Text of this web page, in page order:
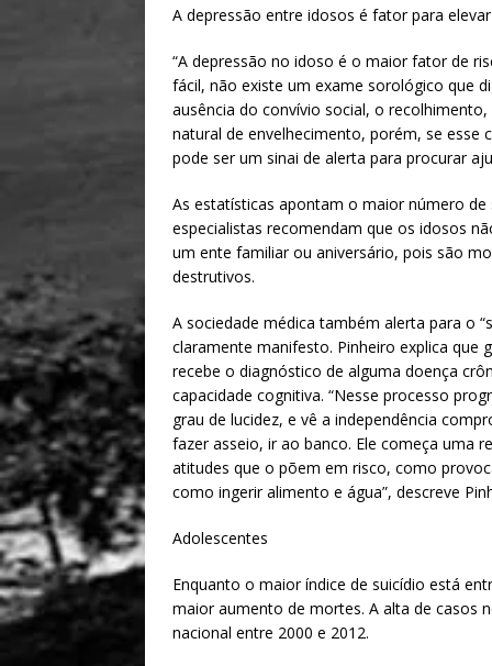
A depressão entre idosos é fator para
“A depressão no idoso é o maior fator de
fácil, não existe um exame sorológico que
ausência do convívio social, o
natural de envelhecimento, porém, se
pode ser um sinai de alerta para procurar
As estatísticas apontam o maior número
especialistas recomendam que os idosos
um ente familiar ou aniversário, pois são
destrutivos.
A sociedade médica também alerta para o
claramente manifesto. Pinheiro explica que
recebe o diagnóstico de alguma doença
capacidade cognitiva. “Nesse processo
grau de lucidez, e vê a independência
fazer asseio, ir ao banco. Ele começa uma
atitudes que o põem em risco, como
como ingerir alimento e água”, descreve
Adolescentes
Enquanto o maior índice de suicídio está
maior aumento de mortes. A alta de casos
nacional entre 2000 e 2012.